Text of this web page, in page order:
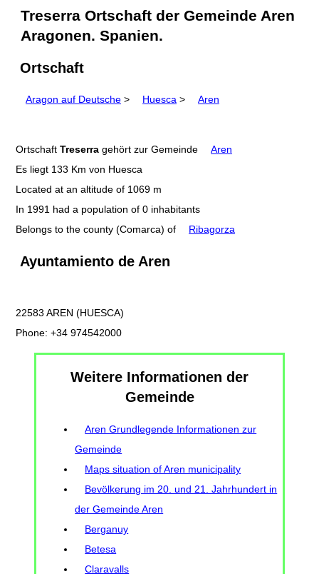
Treserra Ortschaft der Gemeinde Aren
Aragonen. Spanien.
Ortschaft
Aragon auf Deutsche > Huesca > Aren
Ortschaft Treserra gehört zur Gemeinde
Aren
Es liegt 133 Km von Huesca
Located at an altitude of 1069 m
In 1991 had a population of 0 inhabitants
Belongs to the county (Comarca) of
Ribagorza
Ayuntamiento de Aren
22583 AREN (HUESCA)
Phone: +34 974542000
Weitere Informationen der
Gemeinde
Aren Grundlegende Informationen zur
Gemeinde
Maps situation of Aren municipality
Bevölkerung im 20. und 21. Jahrhundert in
der Gemeinde Aren
Berganuy
Betesa
Claravalls